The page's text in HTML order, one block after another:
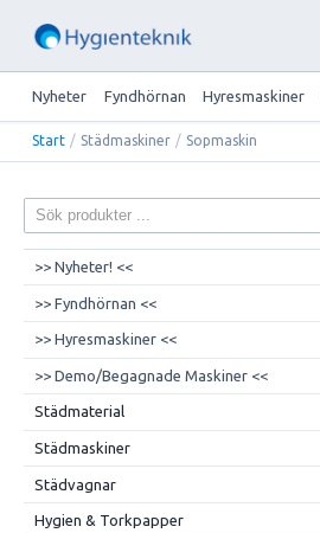
Nyheter Fyndhörnan Hyresmaskiner
Start / Städmaskiner / Sopmaskin
>> Nyheter! <<
>> Fyndhörnan <<
>> Hyresmaskiner <<
>> Demo/Begagnade Maskiner <<
Städmaterial
Städmaskiner
Städvagnar
Hygien & Torkpapper